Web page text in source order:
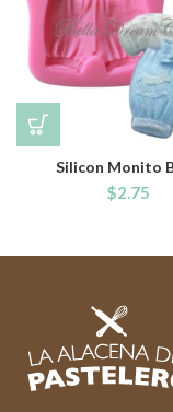
Silicon Monito
$2.75